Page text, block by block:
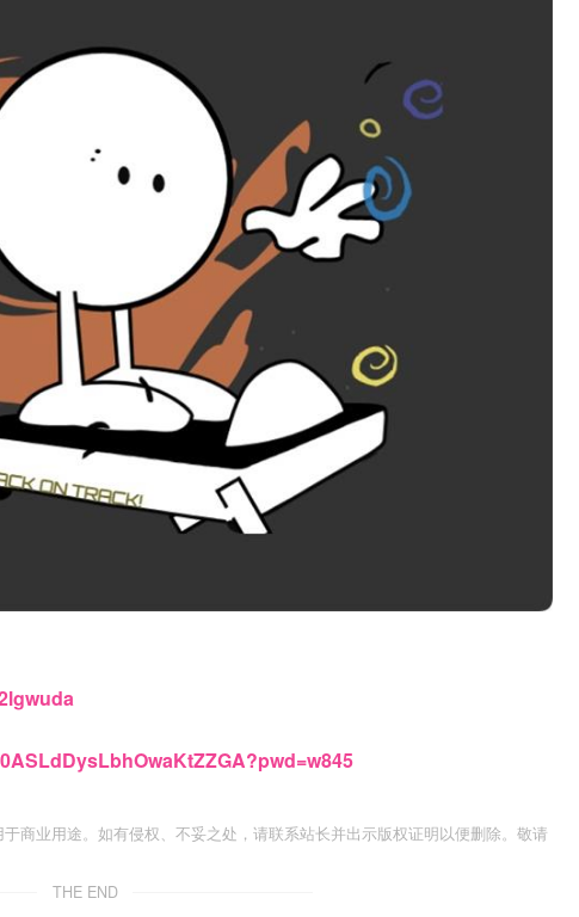
商业用途。如有侵权、不妥之处，请联系站长并出示版权证明以便删除。敬请
THE END